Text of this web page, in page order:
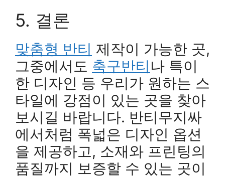
5. 결론
맞춤형 반티 제작이 가능한 곳,
그중에서도 축구반티 나 특이
한 디자인 등 우리가 원하는 스
타일에 강점이 있는 곳을 찾아
보시길 바랍니다. 반티무지싸
에서처럼 폭넓은 디자인 옵션
을 제공하고, 소재와 프린팅의
품질까지 보증할 수 있는 곳이